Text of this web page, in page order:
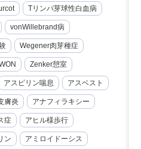
Tリンパ芽球性白血病
vonWillebrand病
Wegener肉芽種症
Zenker憩室
アスピリン喘息 アスベスト
膚炎 アナフィラキシー
症 アヒル様歩行
ン アミロイドーシス